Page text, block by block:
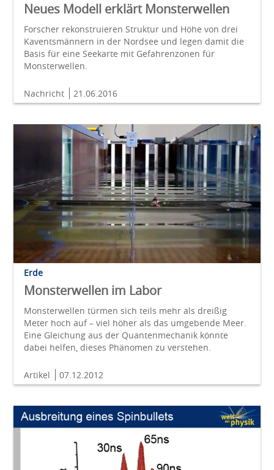
Neues Modell erklärt Monsterwellen
Forscher rekonstruieren Struktur und Höhe von drei
Kaventsmännern in der Nordsee und legen damit die
Basis für eine Seekarte mit Gefahrenzonen für
Monsterwellen.
Nachricht 21.06.2016
Erde
Monsterwellen im Labor
Monsterwellen türmen sich teils mehr als dreißig
Meter hoch auf – viel höher als das umgebende Meer.
Eine Gleichung aus der Quantenmechanik könnte
dabei helfen, dieses Phänomen zu verstehen.
Artikel 07.12.2012